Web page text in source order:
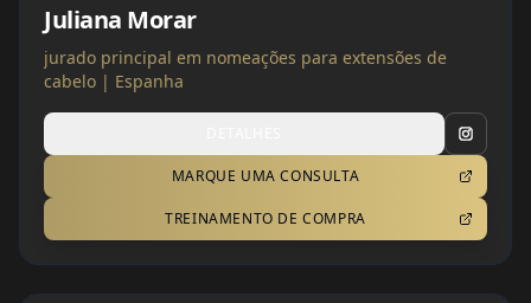
Juliana Morar
jurado principal em nomeações para extensões de
cabelo | Espanha
MARQUE UMA CONSULTA
TREINAMENTO DE COMPRA